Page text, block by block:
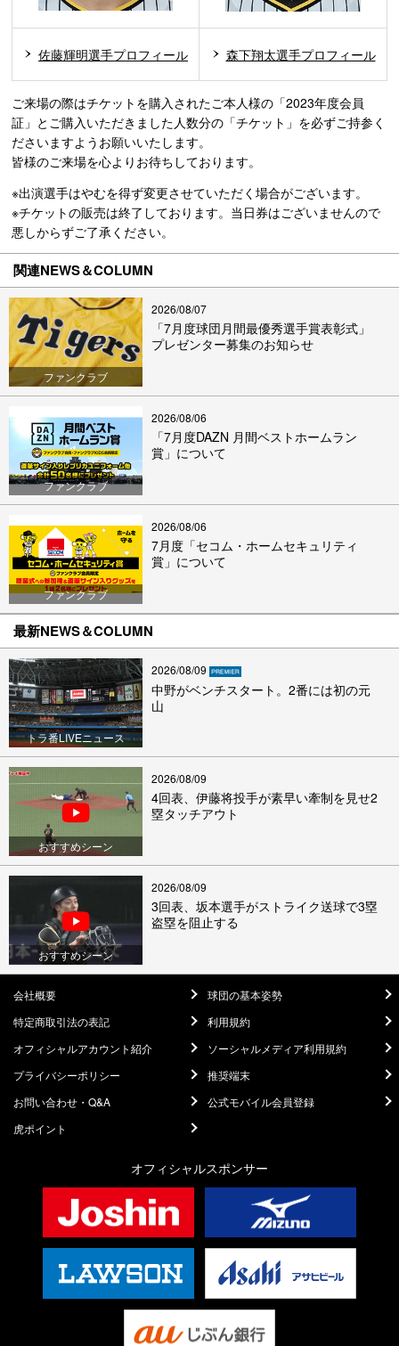
佐藤輝明選手プロフィール 森下翔太選手プロフィール
ご来場の際はチケットを購入されたご本人様の「2023年度会員
証」とご購入いただきました人数分の「チケット」を必ずご持参く
ださいますようお願いいたします。
皆様のご来場を心よりお待ちしております。
※出演選手はやむを得ず変更させていただく場合がございます。
※チケットの販売は終了しております。当日券はございませんので
悪しからずご了承ください。
関連NEWS＆COLUMN
ファンクラブ
2026/08/07
「7月度球団月間最優秀選手賞表彰式」
プレゼンター募集のお知らせ
ファンクラブ
2026/08/06
「7月度DAZN 月間ベストホームラン
賞」について
ファンクラブ
2026/08/06
7月度「セコム・ホームセキュリティ
賞」について
最新NEWS＆COLUMN
トラ番LIVEニュース
2026/08/09
中野がベンチスタート。2番には初の元
山
おすすめシーン
2026/08/09
4回表、伊藤将投手が素早い牽制を見せ2
塁タッチアウト
おすすめシーン
2026/08/09
3回表、坂本選手がストライク送球で3塁
盗塁を阻止する
会社概要
球団の基本姿勢
特定商取引法の表記
利用規約
オフィシャルアカウント紹介
ソーシャルメディア利用規約
プライバシーポリシー
推奨端末
お問い合わせ・Q&A
公式モバイル会員登録
虎ポイント
オフィシャルスポンサー